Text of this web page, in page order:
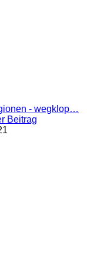
- wegklop…
Beitrag